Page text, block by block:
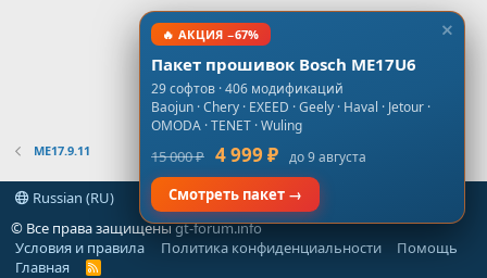
ME17.9.11
Russian (RU)
© Все права защищеныgt-forum.info
Условия и правила
Политика конфиденциальности
Помощь
Главная
R
🔥 АКЦИЯ −67%
Пакет прошивок Bosch ME17U6
29 софтов · 406 модификаций
Baojun · Chery · EXEED · Geely · Haval · Jetour ·
OMODA · TENET · Wuling
15 000 ₽ 4 999 ₽ до 9 августа
Смотреть пакет →